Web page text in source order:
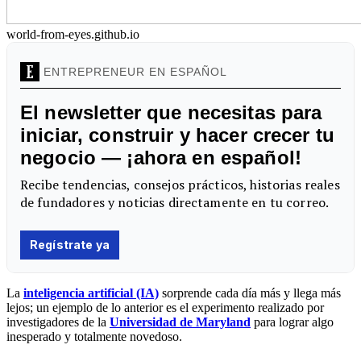
world-from-eyes.github.io
La inteligencia artificial (IA) sorprende cada día más y llega más
lejos; un ejemplo de lo anterior es el experimento realizado por
investigadores de la Universidad de Maryland para lograr algo
inesperado y totalmente novedoso.